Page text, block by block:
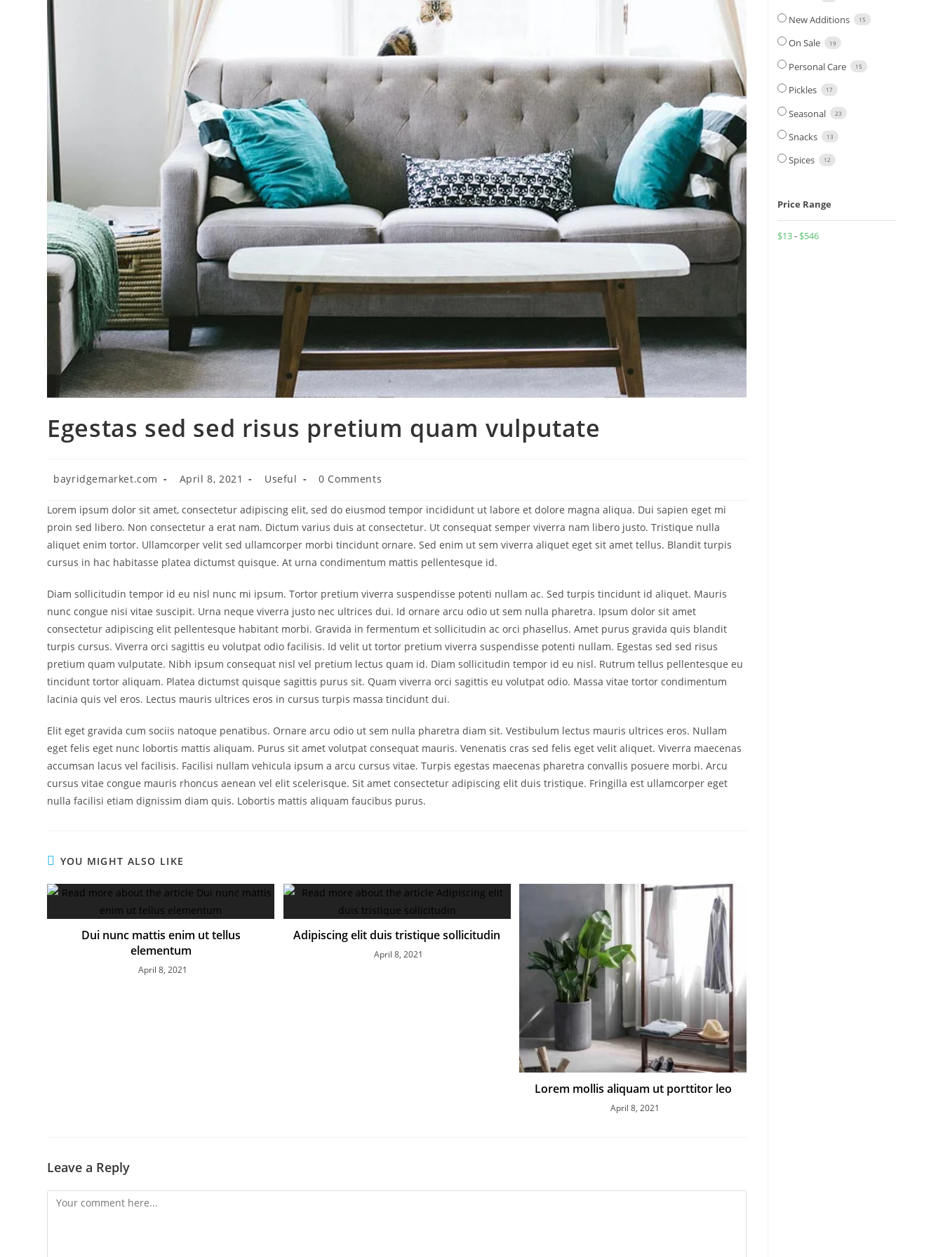
Egestas sed sed risus pretium quam vulputate
Post
author:
bayridgemarket.com
Post
published:
April 8, 2021
Post
Useful
Post
0 Comments
Lorem ipsum dolor sit amet, consectetur adipiscing elit, sed do eiusmod tempor incididunt ut labore et dolore magna aliqua. Dui sapien eget mi
proin sed libero. Non consectetur a erat nam. Dictum varius duis at consectetur. Ut consequat semper viverra nam libero justo. Tristique nulla
aliquet enim tortor. Ullamcorper velit sed ullamcorper morbi tincidunt ornare. Sed enim ut sem viverra aliquet eget sit amet tellus. Blandit turpis
cursus in hac habitasse platea dictumst quisque. At urna condimentum mattis pellentesque id.
Diam sollicitudin tempor id eu nisl nunc mi ipsum. Tortor pretium viverra suspendisse potenti nullam ac. Sed turpis tincidunt id aliquet. Mauris
nunc congue nisi vitae suscipit. Urna neque viverra justo nec ultrices dui. Id ornare arcu odio ut sem nulla pharetra. Ipsum dolor sit amet
consectetur adipiscing elit pellentesque habitant morbi. Gravida in fermentum et sollicitudin ac orci phasellus. Amet purus gravida quis blandit
turpis cursus. Viverra orci sagittis eu volutpat odio facilisis. Id velit ut tortor pretium viverra suspendisse potenti nullam. Egestas sed sed risus
pretium quam vulputate. Nibh ipsum consequat nisl vel pretium lectus quam id. Diam sollicitudin tempor id eu nisl. Rutrum tellus pellentesque eu
tincidunt tortor aliquam. Platea dictumst quisque sagittis purus sit. Quam viverra orci sagittis eu volutpat odio. Massa vitae tortor condimentum
lacinia quis vel eros. Lectus mauris ultrices eros in cursus turpis massa tincidunt dui.
Elit eget gravida cum sociis natoque penatibus. Ornare arcu odio ut sem nulla pharetra diam sit. Vestibulum lectus mauris ultrices eros. Nullam
eget felis eget nunc lobortis mattis aliquam. Purus sit amet volutpat consequat mauris. Venenatis cras sed felis eget velit aliquet. Viverra maecenas
accumsan lacus vel facilisis. Facilisi nullam vehicula ipsum a arcu cursus vitae. Turpis egestas maecenas pharetra convallis posuere morbi. Arcu
cursus vitae congue mauris rhoncus aenean vel elit scelerisque. Sit amet consectetur adipiscing elit duis tristique. Fringilla est ullamcorper eget
nulla facilisi etiam dignissim diam quis. Lobortis mattis aliquam faucibus purus.
YOU MIGHT ALSO LIKE
Dui nunc mattis enim ut tellus
elementum
April 8, 2021
Adipiscing elit duis tristique sollicitudin
April 8, 2021
Lorem mollis aliquam ut porttitor leo
April 8, 2021
Leave a Reply
Comment
New Additions 15
On Sale 19
Personal Care 15
Pickles 17
Seasonal 23
Snacks 13
Spices 12
Price Range
$13- $546